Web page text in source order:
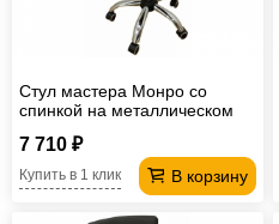
Стул мастера Монро со
спинкой на металлическом
7 710 ₽
В корзину
Купить в 1 клик